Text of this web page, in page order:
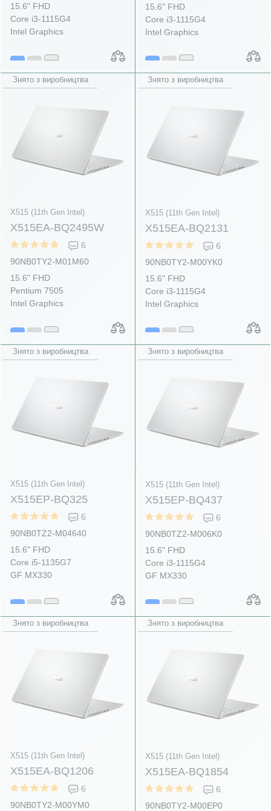
15.6" FHD
Core i3-1115G4
Intel Graphics
15.6" FHD
Core i3-1115G4
Intel Graphics
Знято з виробництва
X515 (11th Gen Intel)
X515EA-BQ2495W
6
90NB0TY2-M01M60
15.6" FHD
Pentium 7505
Intel Graphics
Знято з виробництва
X515 (11th Gen Intel)
X515EA-BQ2131
6
90NB0TY2-M00YK0
15.6" FHD
Core i3-1115G4
Intel Graphics
Знято з виробництва
X515 (11th Gen Intel)
X515EP-BQ325
6
90NB0TZ2-M04640
15.6" FHD
Core i5-1135G7
GF MX330
Знято з виробництва
X515 (11th Gen Intel)
X515EP-BQ437
6
90NB0TZ2-M006K0
15.6" FHD
Core i3-1115G4
GF MX330
Знято з виробництва
X515 (11th Gen Intel)
X515EA-BQ1206
6
90NB0TY2-M00YM0
Знято з виробництва
X515 (11th Gen Intel)
X515EA-BQ1854
6
90NB0TY2-M00EP0